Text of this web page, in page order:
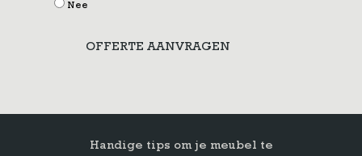
Nee
OFFERTE AANVRAGEN
Handige tips om je meubel te